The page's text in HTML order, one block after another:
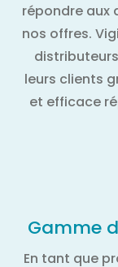
répondre aux
nos offres.
leurs clients
et efficace
Gamme
En tant que